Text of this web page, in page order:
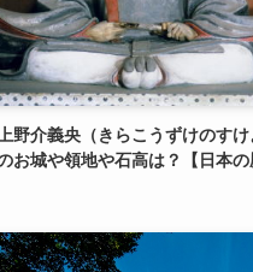
野介義央（きらこうずけのす
お城や領地や石高は？【日本の